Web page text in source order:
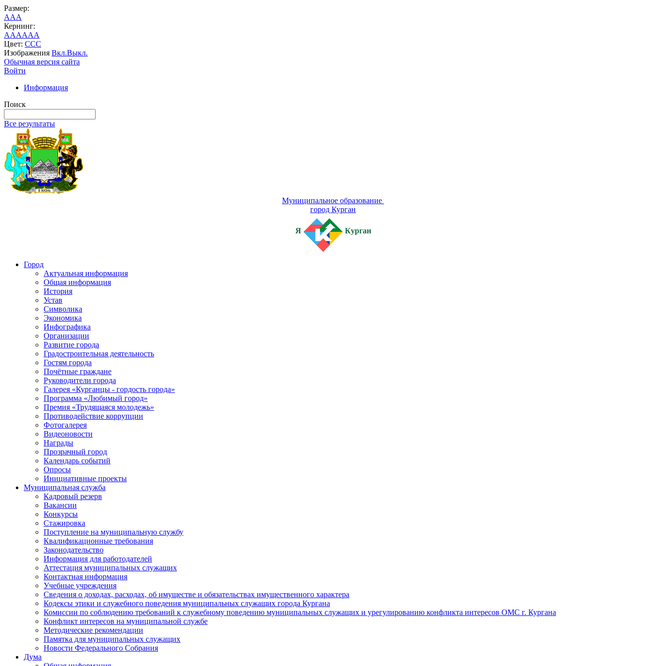
Размер:
AAA
Кернинг:
AAAAAA
Цвет: CCC
Изображения Вкл.Выкл.
Обычная версия сайта
Войти
Информация
Поиск
Все результаты
Муниципальное образование
город Курган
Я Курган
Город
Актуальная информация
Общая информация
История
Устав
Символика
Экономика
Инфографика
Организации
Развитие города
Градостроительная деятельность
Гостям города
Почётные граждане
Руководители города
Галерея «Курганцы - гордость города»
Программа «Любимый город»
Премия «Трудящаяся молодежь»
Противодействие коррупции
Фотогалерея
Видеоновости
Награды
Прозрачный город
Календарь событий
Опросы
Инициативные проекты
Муниципальная служба
Кадровый резерв
Вакансии
Конкурсы
Стажировка
Поступление на муниципальную службу
Квалификационные требования
Законодательство
Информация для работодателей
Аттестация муниципальных служащих
Контактная информация
Учебные учреждения
Сведения о доходах, расходах, об имуществе и обязательствах имущественного характера
Кодексы этики и служебного поведения муниципальных служащих города Кургана
Комиссии по соблюдению требований к служебному поведению муниципальных служащих и урегулированию конфликта интересов ОМС г. Кургана
Конфликт интересов на муниципальной службе
Методические рекомендации
Памятка для муниципальных служащих
Новости Федерального Cобрания
Дума